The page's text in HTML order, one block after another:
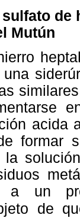
Mutún
acida
formar
la
a un
de